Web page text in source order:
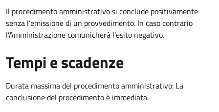
Il procedimento amministrativo si conclude positivamente
senza l’emissione di un provvedimento. In caso contrario
l’Amministrazione comunicherà l’esito negativo.
Tempi e scadenze
Durata massima del procedimento amministrativo: La
conclusione del procedimento è immediata.